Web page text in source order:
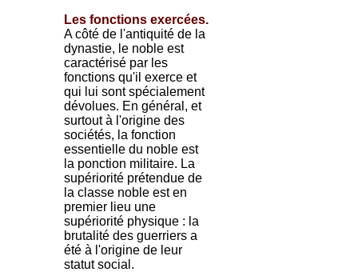
Les fonctions exercées.
A côté de l'antiquité de la
dynastie, le noble est
caractérisé par les
fonctions qu'il exerce et
qui lui sont spécialement
dévolues. En général, et
surtout à l'origine des
sociétés, la fonction
essentielle du noble est
la ponction militaire. La
supériorité prétendue de
la classe noble est en
premier lieu une
supériorité physique : la
brutalité des guerriers a
été à l'origine de leur
statut social.